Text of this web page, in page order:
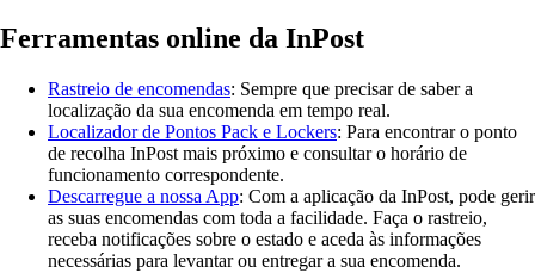
Ferramentas online da InPost
Rastreio de encomendas: Sempre que precisar de saber a
localização da sua encomenda em tempo real.
Localizador de Pontos Pack e Lockers: Para encontrar o ponto
de recolha InPost mais próximo e consultar o horário de
funcionamento correspondente.
Descarregue a nossa App: Com a aplicação da InPost, pode gerir
as suas encomendas com toda a facilidade. Faça o rastreio,
receba notificações sobre o estado e aceda às informações
necessárias para levantar ou entregar a sua encomenda.